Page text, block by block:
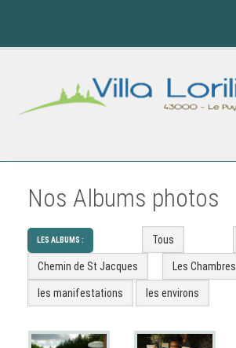
Nos Albums photos
LES ALBUMS : Tous
Chemin de St Jacques Les Chambres
les manifestations les environs